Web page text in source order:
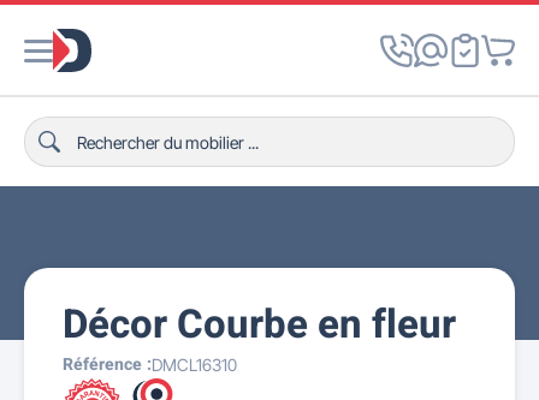
Décor Courbe en fleur
Référence :DMCL16310